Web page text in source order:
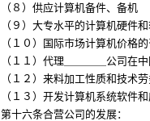
（８）供应计算机备件、备机
（９）大专水平的计算机硬件
（１０）国际市场计算机价格
（１１）代理＿＿＿＿公司在
（１２）来料加工性质和技术
（１３）开发计算机系统软件
第十六条合营公司的发展：